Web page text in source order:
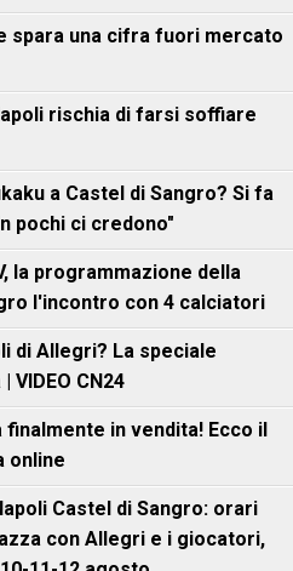
spara una cifra fuori mercato
rischia di farsi soffiare
a Castel di Sangro? Si fa
pochi ci credono"
la programmazione della
l'incontro con 4 calciatori
di Allegri? La speciale
CN24
in vendita! Ecco il
online
Castel di Sangro: orari
con Allegri e i giocatori,